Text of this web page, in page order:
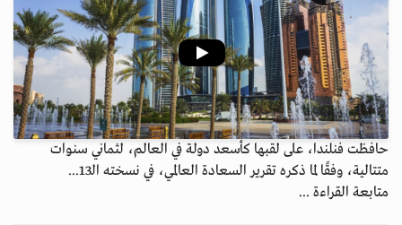
حافظت فنلندا، على لقبها كأسعد دولة في العالم، لثماني سنوات
متتالية، وفقًا لما ذكره تقرير السعادة العالمي، في نسخته الـ13...
متابعة القراءة ...